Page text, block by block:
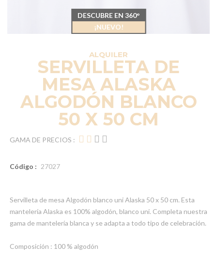
ALQUILER
SERVILLETA DE
MESA ALASKA
ALGODÓN BLANCO
50 X 50 CM
GAMA DE PRECIOS :
Código : 27027
Servilleta de mesa Algodón blanco uni Alaska 50 x 50 cm. Esta
mantelería Alaska es 100% algodón, blanco uni. Completa nuestra
gama de mantelería blanca y se adapta a todo tipo de celebración.
Composición : 100 % algodón
DESCUBRE EN 360°
¡NUEVO!